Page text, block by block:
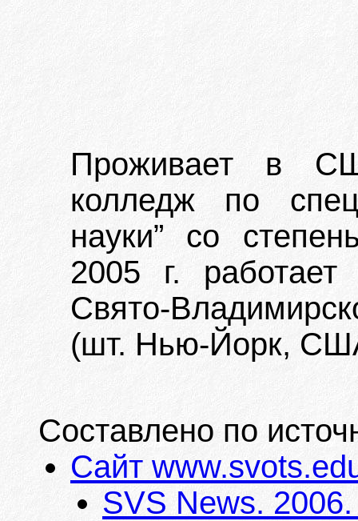
Проживает в
колледж по
науки” со
2005 г. работает
Свято-
(шт. Нью-Йорк,
Составлено по
Сайт
SVS News.